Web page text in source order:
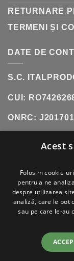
RETURNARE
TERMENI ȘI
DATE DE
S.C.
CUI:
ONRC:
LEORDENI
Acest
Folosim cookie-
pentru a ne
despre utilizarea
analiză, care le pot
sau pe care le-au